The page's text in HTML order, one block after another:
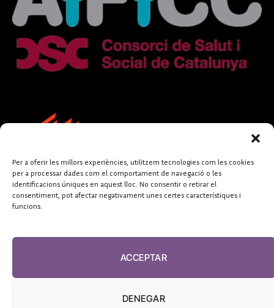
Per a oferir les millors experiències, utilitzem tecnologies com les cookies
per a processar dades com el comportament de navegació o les
identificacions úniques en aquest lloc. No consentir o retirar el
consentiment, pot afectar negativament unes certes característiques i
funcions.
ACCEPTAR
DENEGAR
FUNDACIÓ